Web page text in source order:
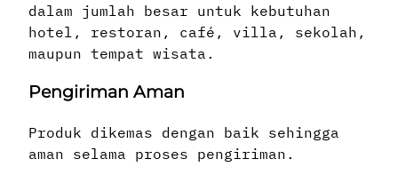
dalam jumlah besar untuk kebutuhan
hotel, restoran, café, villa, sekolah,
maupun tempat wisata.
Pengiriman Aman
Produk dikemas dengan baik sehingga
aman selama proses pengiriman.